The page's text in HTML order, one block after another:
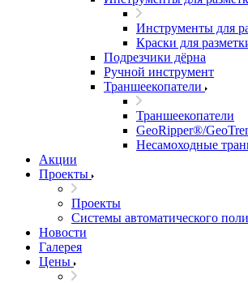
Инструменты для
Краски для
Подрезчики дёрна
Ручной инструмент
Траншеекопатели
Траншеекопатели
GeoRipper®/
Несамоходные
Акции
Проекты
Проекты
Системы автоматического
Новости
Галерея
Цены